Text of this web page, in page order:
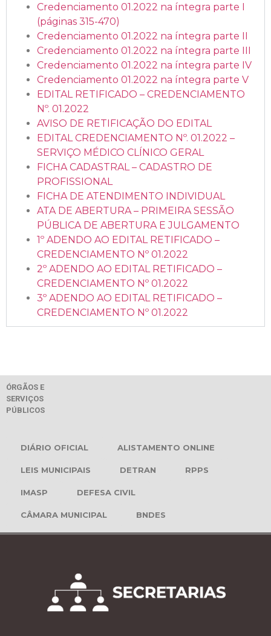
Credenciamento 01.2022 na íntegra parte I
(páginas 315-470)
Credenciamento 01.2022 na íntegra parte II
Credenciamento 01.2022 na íntegra parte III
Credenciamento 01.2022 na íntegra parte IV
Credenciamento 01.2022 na íntegra parte V
EDITAL RETIFICADO – CREDENCIAMENTO
Nº. 01.2022
AVISO DE RETIFICAÇÃO DO EDITAL
EDITAL CREDENCIAMENTO Nº. 01.2022 –
SERVIÇO MÉDICO CLÍNICO GERAL
FICHA CADASTRAL – CADASTRO DE
PROFISSIONAL
FICHA DE ATENDIMENTO INDIVIDUAL
ATA DE ABERTURA – PRIMEIRA SESSÃO
PÚBLICA DE ABERTURA E JULGAMENTO
1º ADENDO AO EDITAL RETIFICADO –
CREDENCIAMENTO Nº 01.2022
2º ADENDO AO EDITAL RETIFICADO –
CREDENCIAMENTO Nº 01.2022
3º ADENDO AO EDITAL RETIFICADO –
CREDENCIAMENTO Nº 01.2022
ÓRGÃOS E
SERVIÇOS
PÚBLICOS
DIÁRIO OFICIAL ALISTAMENTO ONLINE
LEIS MUNICIPAIS DETRAN RPPS
IMASP DEFESA CIVIL
CÂMARA MUNICIPAL BNDES